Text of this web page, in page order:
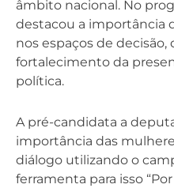
âmbito nacional. No
destacou a importância
nos espaços de
fortalecimento da
política.
A pré-candidata a
importância das
diálogo utilizando o
ferramenta para isso